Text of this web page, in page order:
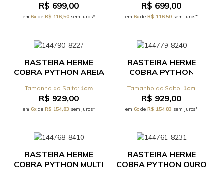
R$ 699,00
em 6xde R$ 116,50sem juros*
R$ 699,00
em 6xde R$ 116,50sem juros*
RASTEIRA HERME
COBRA PYTHON AREIA
1cm
R$ 929,00
em 6xde R$ 154,83 sem juros*
RASTEIRA HERME
COBRA PYTHON
17.0.062C 1cm
R$ 929,00
em 6xde R$ 154,83 sem juros*
RASTEIRA HERME
COBRA PYTHON MULTI
RASTEIRA HERME
COBRA PYTHON OURO